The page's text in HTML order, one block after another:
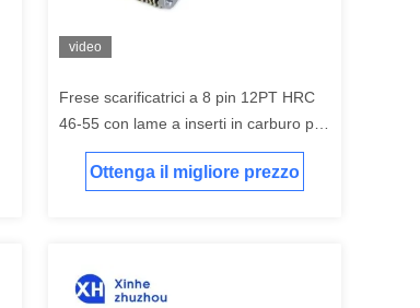
video
Frese scarificatrici a 8 pin 12PT HRC
46-55 con lame a inserti in carburo per
scarificatrici per calcestruzzo e
levigatrici per pavimenti
Ottenga il migliore prezzo